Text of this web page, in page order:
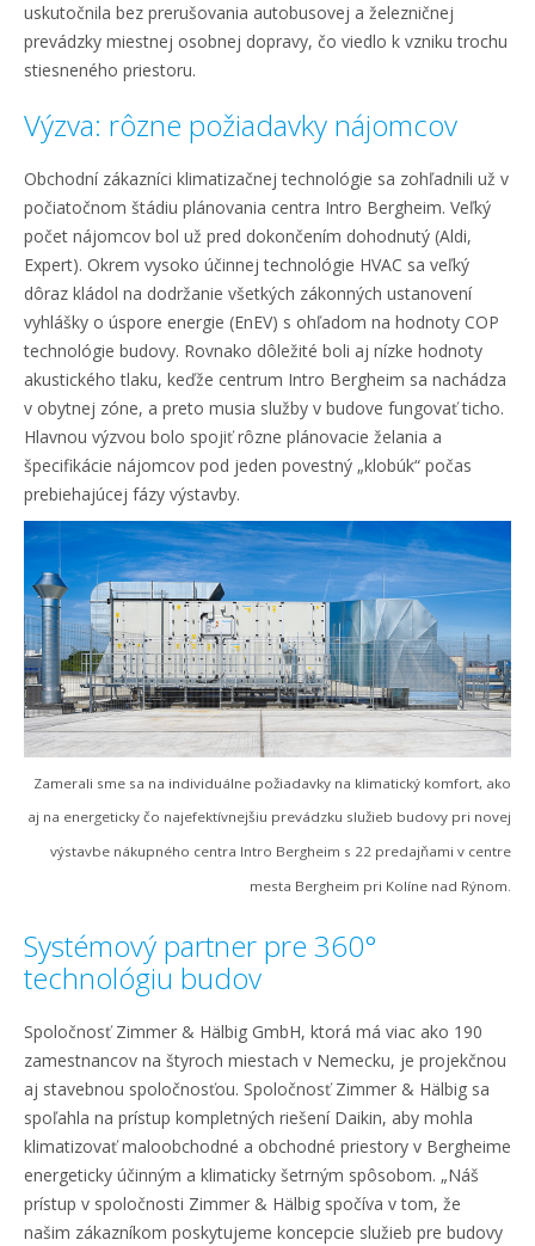
uskutočnila bez prerušovania autobusovej a železničnej
prevádzky miestnej osobnej dopravy, čo viedlo k vzniku trochu
stiesneného priestoru.
Výzva: rôzne požiadavky nájomcov
Obchodní zákazníci klimatizačnej technológie sa zohľadnili už v
počiatočnom štádiu plánovania centra Intro Bergheim. Veľký
počet nájomcov bol už pred dokončením dohodnutý (Aldi,
Expert). Okrem vysoko účinnej technológie HVAC sa veľký
dôraz kládol na dodržanie všetkých zákonných ustanovení
vyhlášky o úspore energie (EnEV) s ohľadom na hodnoty COP
technológie budovy. Rovnako dôležité boli aj nízke hodnoty
akustického tlaku, keďže centrum Intro Bergheim sa nachádza
v obytnej zóne, a preto musia služby v budove fungovať ticho.
Hlavnou výzvou bolo spojiť rôzne plánovacie želania a
špecifikácie nájomcov pod jeden povestný „klobúk“ počas
prebiehajúcej fázy výstavby.
Zamerali sme sa na individuálne požiadavky na klimatický komfort, ako
aj na energeticky čo najefektívnejšiu prevádzku služieb budovy pri novej
výstavbe nákupného centra Intro Bergheim s 22 predajňami v centre
mesta Bergheim pri Kolíne nad Rýnom.
Systémový partner pre 360°
technológiu budov
Spoločnosť Zimmer & Hälbig GmbH, ktorá má viac ako 190
zamestnancov na štyroch miestach v Nemecku, je projekčnou
aj stavebnou spoločnosťou. Spoločnosť Zimmer & Hälbig sa
spoľahla na prístup kompletných riešení Daikin, aby mohla
klimatizovať maloobchodné a obchodné priestory v Bergheime
energeticky účinným a klimaticky šetrným spôsobom. „Náš
prístup v spoločnosti Zimmer & Hälbig spočíva v tom, že
našim zákazníkom poskytujeme koncepcie služieb pre budovy